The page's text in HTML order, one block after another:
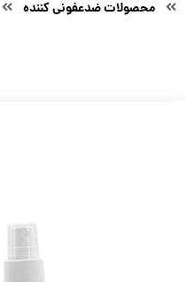
محصولات ضدعفونی کننده